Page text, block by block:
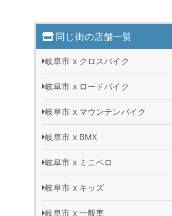
同じ街の店舗一覧
岐阜市 x クロスバイク
岐阜市 x ロードバイク
岐阜市 x マウンテンバイク
岐阜市 x BMX
岐阜市 x ミニベロ
岐阜市 x キッズ
岐阜市 x 一般車